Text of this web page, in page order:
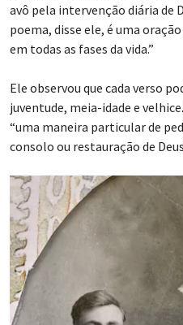
avô pela intervenção diária de
poema, disse ele, é uma
em todas as fases da vida.”
Ele observou que cada verso
juventude, meia-idade e
“uma maneira particular de
consolo ou restauração de